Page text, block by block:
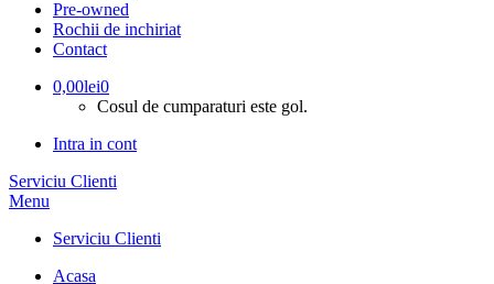
Pre-owned
Rochii de inchiriat
Contact
0,00lei0
Cosul de cumparaturi este gol.
Intra in cont
Serviciu Clienti
Menu
Serviciu Clienti
Acasa